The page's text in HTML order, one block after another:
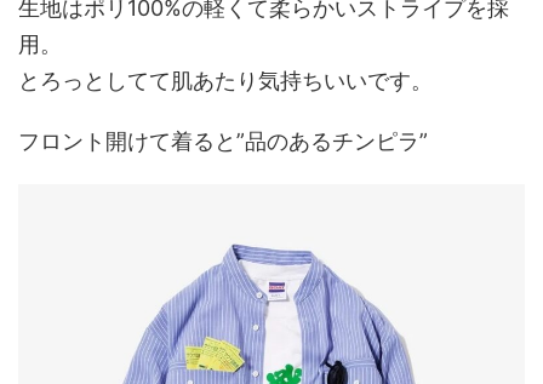
生地はポリ100%の軽くて柔らかいストライプを採
用。
とろっとしてて肌あたり気持ちいいです。
フロント開けて着ると”品のあるチンピラ”